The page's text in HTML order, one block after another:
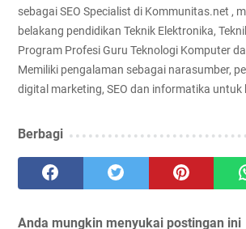
sebagai SEO Specialist di Kommunitas.net ,
belakang pendidikan Teknik Elektronika,
Program Profesi Guru Teknologi Komputer
Memiliki pengalaman sebagai narasumber,
digital marketing, SEO dan informatika untuk
Berbagi
Anda mungkin menyukai postingan ini